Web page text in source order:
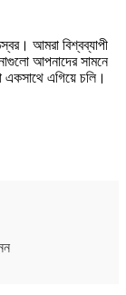
আমরা বিশ্বব্যাপী
আপনাদের সামনে
এগিয়ে চলি।